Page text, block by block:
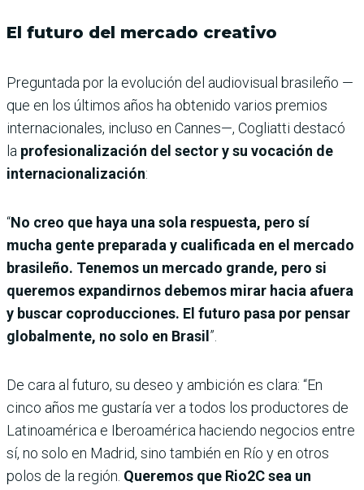
El futuro del mercado creativo
Preguntada por la evolución del audiovisual brasileño —
que en los últimos años ha obtenido varios premios
internacionales, incluso en Cannes—, Cogliatti destacó
la profesionalización del sector y su vocación de
internacionalización:
“No creo que haya una sola respuesta, pero sí
mucha gente preparada y cualificada en el mercado
brasileño. Tenemos un mercado grande, pero si
queremos expandirnos debemos mirar hacia afuera
y buscar coproducciones. El futuro pasa por pensar
globalmente, no solo en Brasil ”.
De cara al futuro, su deseo y ambición es clara: “En
cinco años me gustaría ver a todos los productores de
Latinoamérica e Iberoamérica haciendo negocios entre
sí, no solo en Madrid, sino también en Río y en otros
polos de la región. Queremos que Rio2C sea un